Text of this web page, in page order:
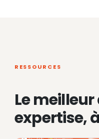
RESSOURCES
Le
expertise,